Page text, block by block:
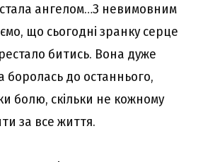
ангелом…З невимовним
що сьогодні зранку серце
битись. Вона дуже
боролась до останнього,
болю, скільки не кожному
за все життя.